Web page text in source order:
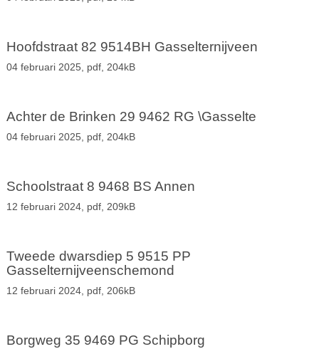
Hoofdstraat 82 9514BH Gasselternijveen
04 februari 2025, pdf, 204kB
Achter de Brinken 29 9462 RG \Gasselte
04 februari 2025, pdf, 204kB
Schoolstraat 8 9468 BS Annen
12 februari 2024, pdf, 209kB
Tweede dwarsdiep 5 9515 PP
Gasselternijveenschemond
12 februari 2024, pdf, 206kB
Borgweg 35 9469 PG Schipborg